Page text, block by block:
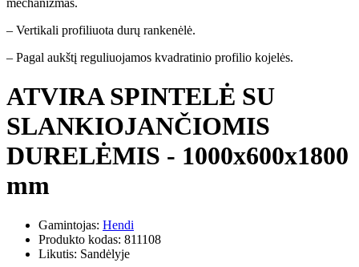
mechanizmas.
– Vertikali profiliuota durų rankenėlė.
– Pagal aukštį reguliuojamos kvadratinio profilio kojelės.
ATVIRA SPINTELĖ SU
SLANKIOJANČIOMIS
DURELĖMIS - 1000x600x1800
mm
Gamintojas: Hendi
Produkto kodas: 811108
Likutis: Sandėlyje